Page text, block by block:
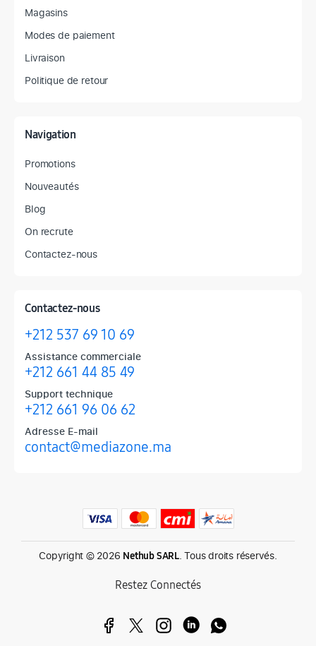
Magasins
Modes de paiement
Livraison
Politique de retour
Navigation
Promotions
Nouveautés
Blog
On recrute
Contactez-nous
Contactez-nous
+212 537 69 10 69
Assistance commerciale
+212 661 44 85 49
Support technique
+212 661 96 06 62
Adresse E-mail
contact@mediazone.ma
Produits phares chez Mediazone
Retrouvez chez Mediazone les références incontournables :
Copyright © 2026 Nethub SARL. Tous droits réservés.
Restez Connectés